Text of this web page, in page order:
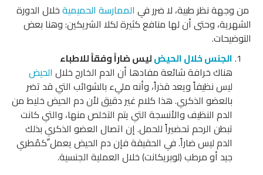
من وجهة نظر طبية، لا ضرر في الممارسة الحميميةخلال الدورة
الشهرية، وحتى أن لها منافع كثيرة لكلا الشريكين: وهنا بعض
التوضيحات.
الجنس خلال الحيضليس ضاراً وفقاً للاطباء
هناك خرافة شائعة مفادها أن الدم الخارج خلال الحيض
ليس نظيفاً ويعد قذراً، وأنه مليء بالشوائب التي قد تضر
بالعضو الذكري. هذا كلام غير دقيق لأن دم الحيض خليط من
الدم النظيف والأنسجة التي يتم التخلص منها، والتي كانت
تبطن الرحم تحضيراً للحمل. إن اتصال العضو الذكري بذلك
الدم ليس ضاراً. في الحقيقة فإن دم الحيض يعمل ّكمُطري
جيد أو مرطب (لوبريكانت) خلال العملية الجنسية.